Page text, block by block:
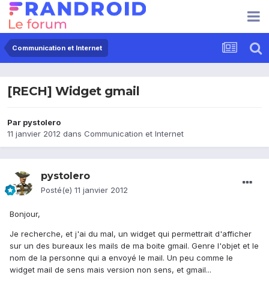
Communication et Internet
[RECH] Widget gmail
Par pystolero
11 janvier 2012 dans Communication et Internet
pystolero
Posté(e) 11 janvier 2012
Bonjour,
Je recherche, et j'ai du mal, un widget qui permettrait d'afficher
sur un des bureaux les mails de ma boite gmail. Genre l'objet et le
nom de la personne qui a envoyé le mail. Un peu comme le
widget mail de sens mais version non sens, et gmail...